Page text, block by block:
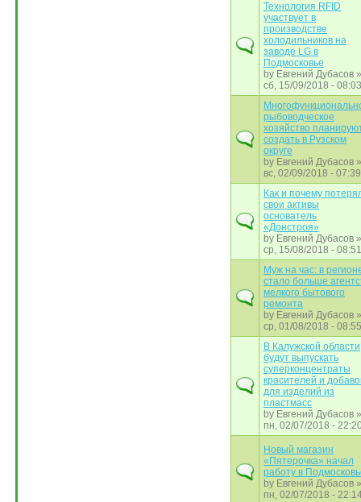
Технология RFID
участвует в
производстве
холодильников на
заводе LG в
Подмосковье
by Евгений Дубасов »
сб, 15/09/2018 - 08:03
рыбоводческое
хозяйство
создать в Рузском
округе
by Евгений Дубасов »
вс, 02/09/2018 - 07:39
Как и почему
свои активы
основатель
«Донстроя»
by Евгений Дубасов »
ср, 15/08/2018 - 08:51
Муж на час: в
стало больше
мелкого бытового
ремонта
by Евгений Дубасов »
ср, 01/08/2018 - 08:55
В Калужской области
будут выпускать
суперконцентраты
красителей и
для изделий из
пластмасс
by Евгений Дубасов »
пн, 02/07/2018 -
Новый магазин
«Пятерочка» начал
работу в
by Евгений Дубасов »
пн, 02/07/2018 -